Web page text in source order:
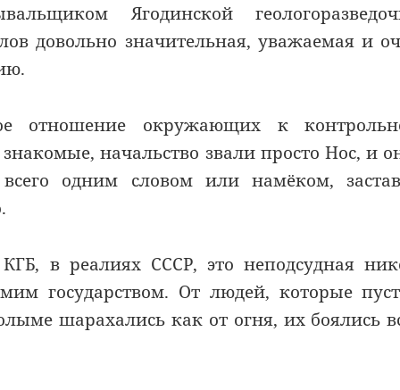
Ягодинской
довольно значительная, уважаемая и
отношение окружающих к
знакомые, начальство звали просто Нос, и
одним словомили намёком,
в реалиях СССР, это неподсудная
государством. От людей, которые
шарахались как от огня, их боялись